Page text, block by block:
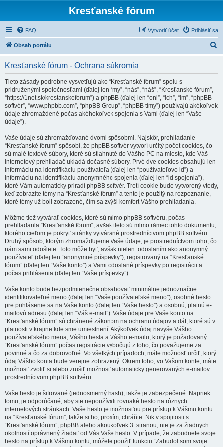
Kresťanské fórum
FAQ Prihlásiť sa
Vytvoriť účet
Obsah portálu
Kresťanské fórum - Ochrana súkromia
Tieto zásady podrobne vysvetľujú ako “Kresťanské fórum” spolu s
pridruženými spoločnosťami (ďalej len “my”, “nás”, “náš”, “Kresťanské fórum”,
“https://1net.sk/krestanskeforum”) a phpBB (ďalej len “oni”, “ich”, “im”, “phpBB
softvér”, “www.phpbb.com”, “phpBB Group”, “phpBB tímy”) používajú akékoľvek
údaje zhromaždené počas akéhokoľvek spojenia s Vami (ďalej len “Vaše
údaje”).
Vaše údaje sú zhromažďované dvomi spôsobmi. Najskôr, prehliadanie
“Kresťanské fórum” spôsobí, že phpBB softvér vytvorí určitý počet cookies, čo
sú malé textové súbory, ktoré sú stiahnuté do Vášho PC na miesto, kde Váš
internetový prehliadač ukladá dočasné súbory. Prvé dve cookies obsahujú len
informáciu na identifikáciu používateľa (ďalej len “používateľovo id”) a
informáciu na identifikáciu anonymného spojenia (ďalej len “id spojenia”),
ktoré Vám automaticky priradí phpBB softvér. Tretí cookie bude vytvorený vtedy,
keď zobrazíte témy na “Kresťanské fórum” a tento je použitý na rozpoznanie,
ktoré témy už boli zobrazené, čím sa zvýši komfort Vášho prehliadania.
Môžme tiež vytvárať cookies, ktoré sú mimo phpBB softvéru, počas
prehliadania “Kresťanské fórum”, avšak tieto sú mimo rámec tohto dokumentu,
ktorého cieľom je pokryť stránky vytvárané prostredníctvom phpBB softvéru.
Druhý spôsob, ktorým zhromažďujeme Vaše údaje, je prostredníctvom toho, čo
nám sami odošlete. Toto môže byť, avšak nielen: odoslaním ako anonymný
používateľ (ďalej len “anonymné príspevky”), registrovaný na “Kresťanské
fórum” (ďalej len “Vaše konto”) a Vami odoslané príspevky po registrácii a
počas prihlásenia (ďalej len “Vaše príspevky”).
Vaše konto bude bezpodmienečne obsahovať minimálne jednoznačne
identifikovateľné meno (ďalej len “Vaše používateľské meno”), osobné heslo
pre prihlásenie sa na Vaše konto (ďalej len “Vaše heslo”) a osobnú, platnú e-
mailovú adresu (ďalej len “Váš e-mail”). Vaše údaje pre Vaše konto na
“Kresťanské fórum” sú chránené zákonom na ochranu údajov a dát, ktoré sú v
platnosti v krajine kde sme umiestnení. Akýkoľvek údaj navyše Vášho
používateľského mena, Vášho hesla a Vášho e-mailu, ktorý je požadovaný
“Kresťanské fórum” počas registrácie vybočujú z toho, čo považujeme za
povinné a čo za dobrovoľné. Vo všetkých prípadoch, máte možnosť určiť, ktorý
údaj Vášho konta bude verejne zobrazený. Okrem toho, vo Vašom konte, máte
možnosť zvoliť si alebo zrušiť možnosť automaticky generovaných e-mailov
prostredníctvom phpBB softvéru.
Vaše heslo je šifrované (jednosmerný hash), takže je zabezpečené. Napriek
tomu, je odporúčané, aby ste nepoužívali rovnaké heslo na rôznych
internetových stránkach. Vaše heslo je možnosťou pre prístup k Vášmu kontu
na “Kresťanské fórum”, takže si ho, prosím, chráňte. Nik v spojitosti s
“Kresťanské fórum”, phpBB alebo akoukoľvek 3. stranou, nie je za žiadnych
okolností oprávnený žiadať od Vás Vaše heslo. V prípade, že zabudnete svoje
heslo na prístup k Vášmu kontu, môžete použiť funkciu “Zabudol som svoje